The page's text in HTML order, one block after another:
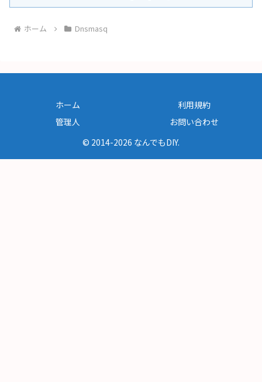
ホーム Dnsmasq
ホーム
利用規約
管理人
お問い合わせ
© 2014-2026 なんでもDIY.